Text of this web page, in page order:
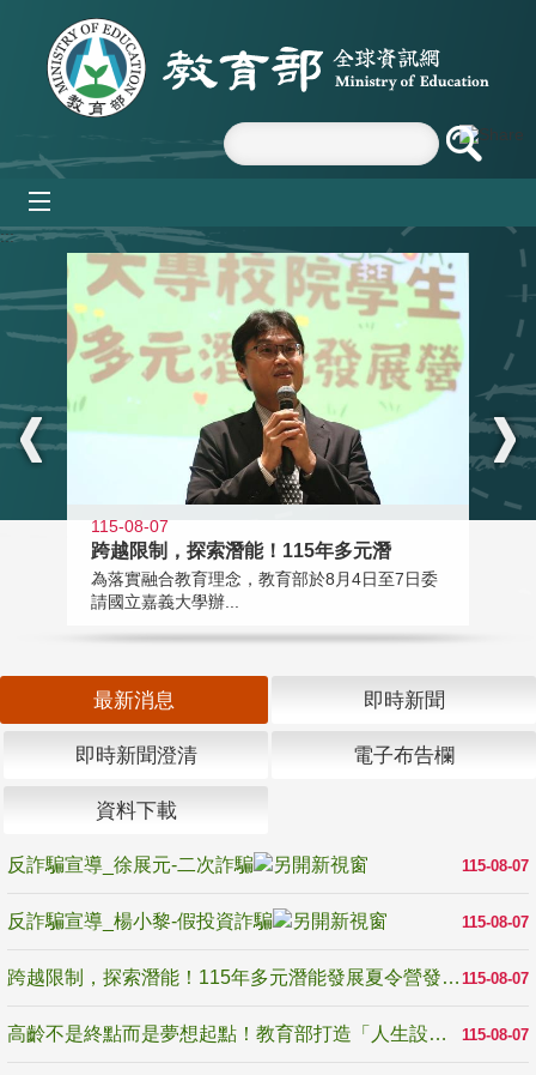
跳到主要內容區塊
:::
115-08-07
跨越限制，探索潛能！115年多元潛
為落實融合教育理念，教育部於8月4日至7日委
請國立嘉義大學辦...
最新消息 即時新聞
即時新聞澄清 電子布告欄
資料下載
115-08-07
反詐騙宣導_徐展元-二次詐騙
115-08-07
反詐騙宣導_楊小黎-假投資詐騙
115-08-07
跨越限制，探索潛能！115年多元潛能發展夏令營發掘生命無限可能
115-08-07
高齡不是終點而是夢想起點！教育部打造「人生設計夢工場」 參展第3屆高齡健康產業博覽會